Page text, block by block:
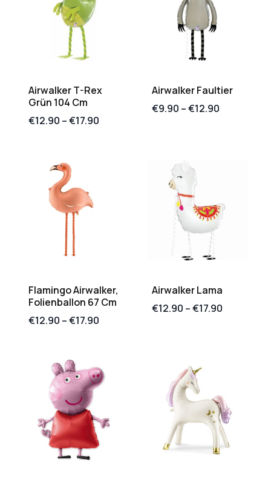
Airwalker T-Rex
Grün 104 Cm
€12.90 –€17.90
Airwalker Faultier
€9.90 –€12.90
Flamingo Airwalker,
Folienballon 67 Cm
€12.90 –€17.90
Airwalker Lama
€12.90 –€17.90